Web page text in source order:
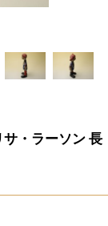
・ラーソン 長